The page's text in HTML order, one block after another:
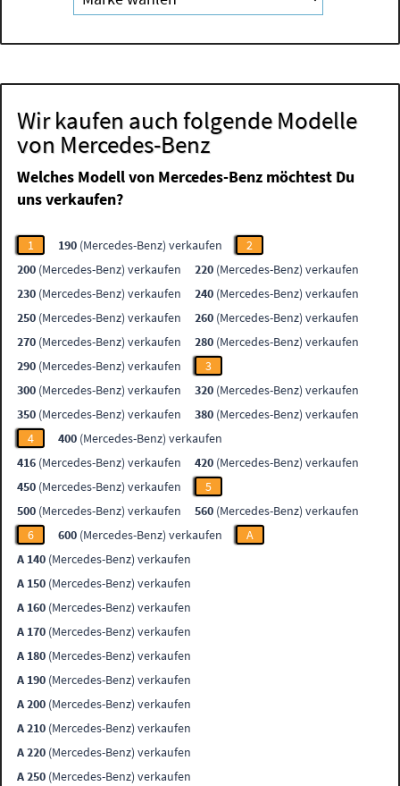
Wir kaufen auch folgende Modelle
von Mercedes-Benz
Welches Modell von Mercedes-Benz möchtest Du
uns verkaufen?
1 190 (Mercedes-Benz) verkaufen
2
200 (Mercedes-Benz) verkaufen 220 (Mercedes-Benz) verkaufen
230 (Mercedes-Benz) verkaufen 240 (Mercedes-Benz) verkaufen
250 (Mercedes-Benz) verkaufen 260 (Mercedes-Benz) verkaufen
270 (Mercedes-Benz) verkaufen 280 (Mercedes-Benz) verkaufen
290 (Mercedes-Benz) verkaufen
3
300 (Mercedes-Benz) verkaufen 320 (Mercedes-Benz) verkaufen
350 (Mercedes-Benz) verkaufen 380 (Mercedes-Benz) verkaufen
4
400 (Mercedes-Benz) verkaufen
416 (Mercedes-Benz) verkaufen 420 (Mercedes-Benz) verkaufen
450 (Mercedes-Benz) verkaufen
5
500 (Mercedes-Benz) verkaufen 560 (Mercedes-Benz) verkaufen
6
600 (Mercedes-Benz) verkaufen
A
A 140 (Mercedes-Benz) verkaufen
A 150 (Mercedes-Benz) verkaufen
A 160 (Mercedes-Benz) verkaufen
A 170 (Mercedes-Benz) verkaufen
A 180 (Mercedes-Benz) verkaufen
A 190 (Mercedes-Benz) verkaufen
A 200 (Mercedes-Benz) verkaufen
A 210 (Mercedes-Benz) verkaufen
A 220 (Mercedes-Benz) verkaufen
A 250 (Mercedes-Benz) verkaufen